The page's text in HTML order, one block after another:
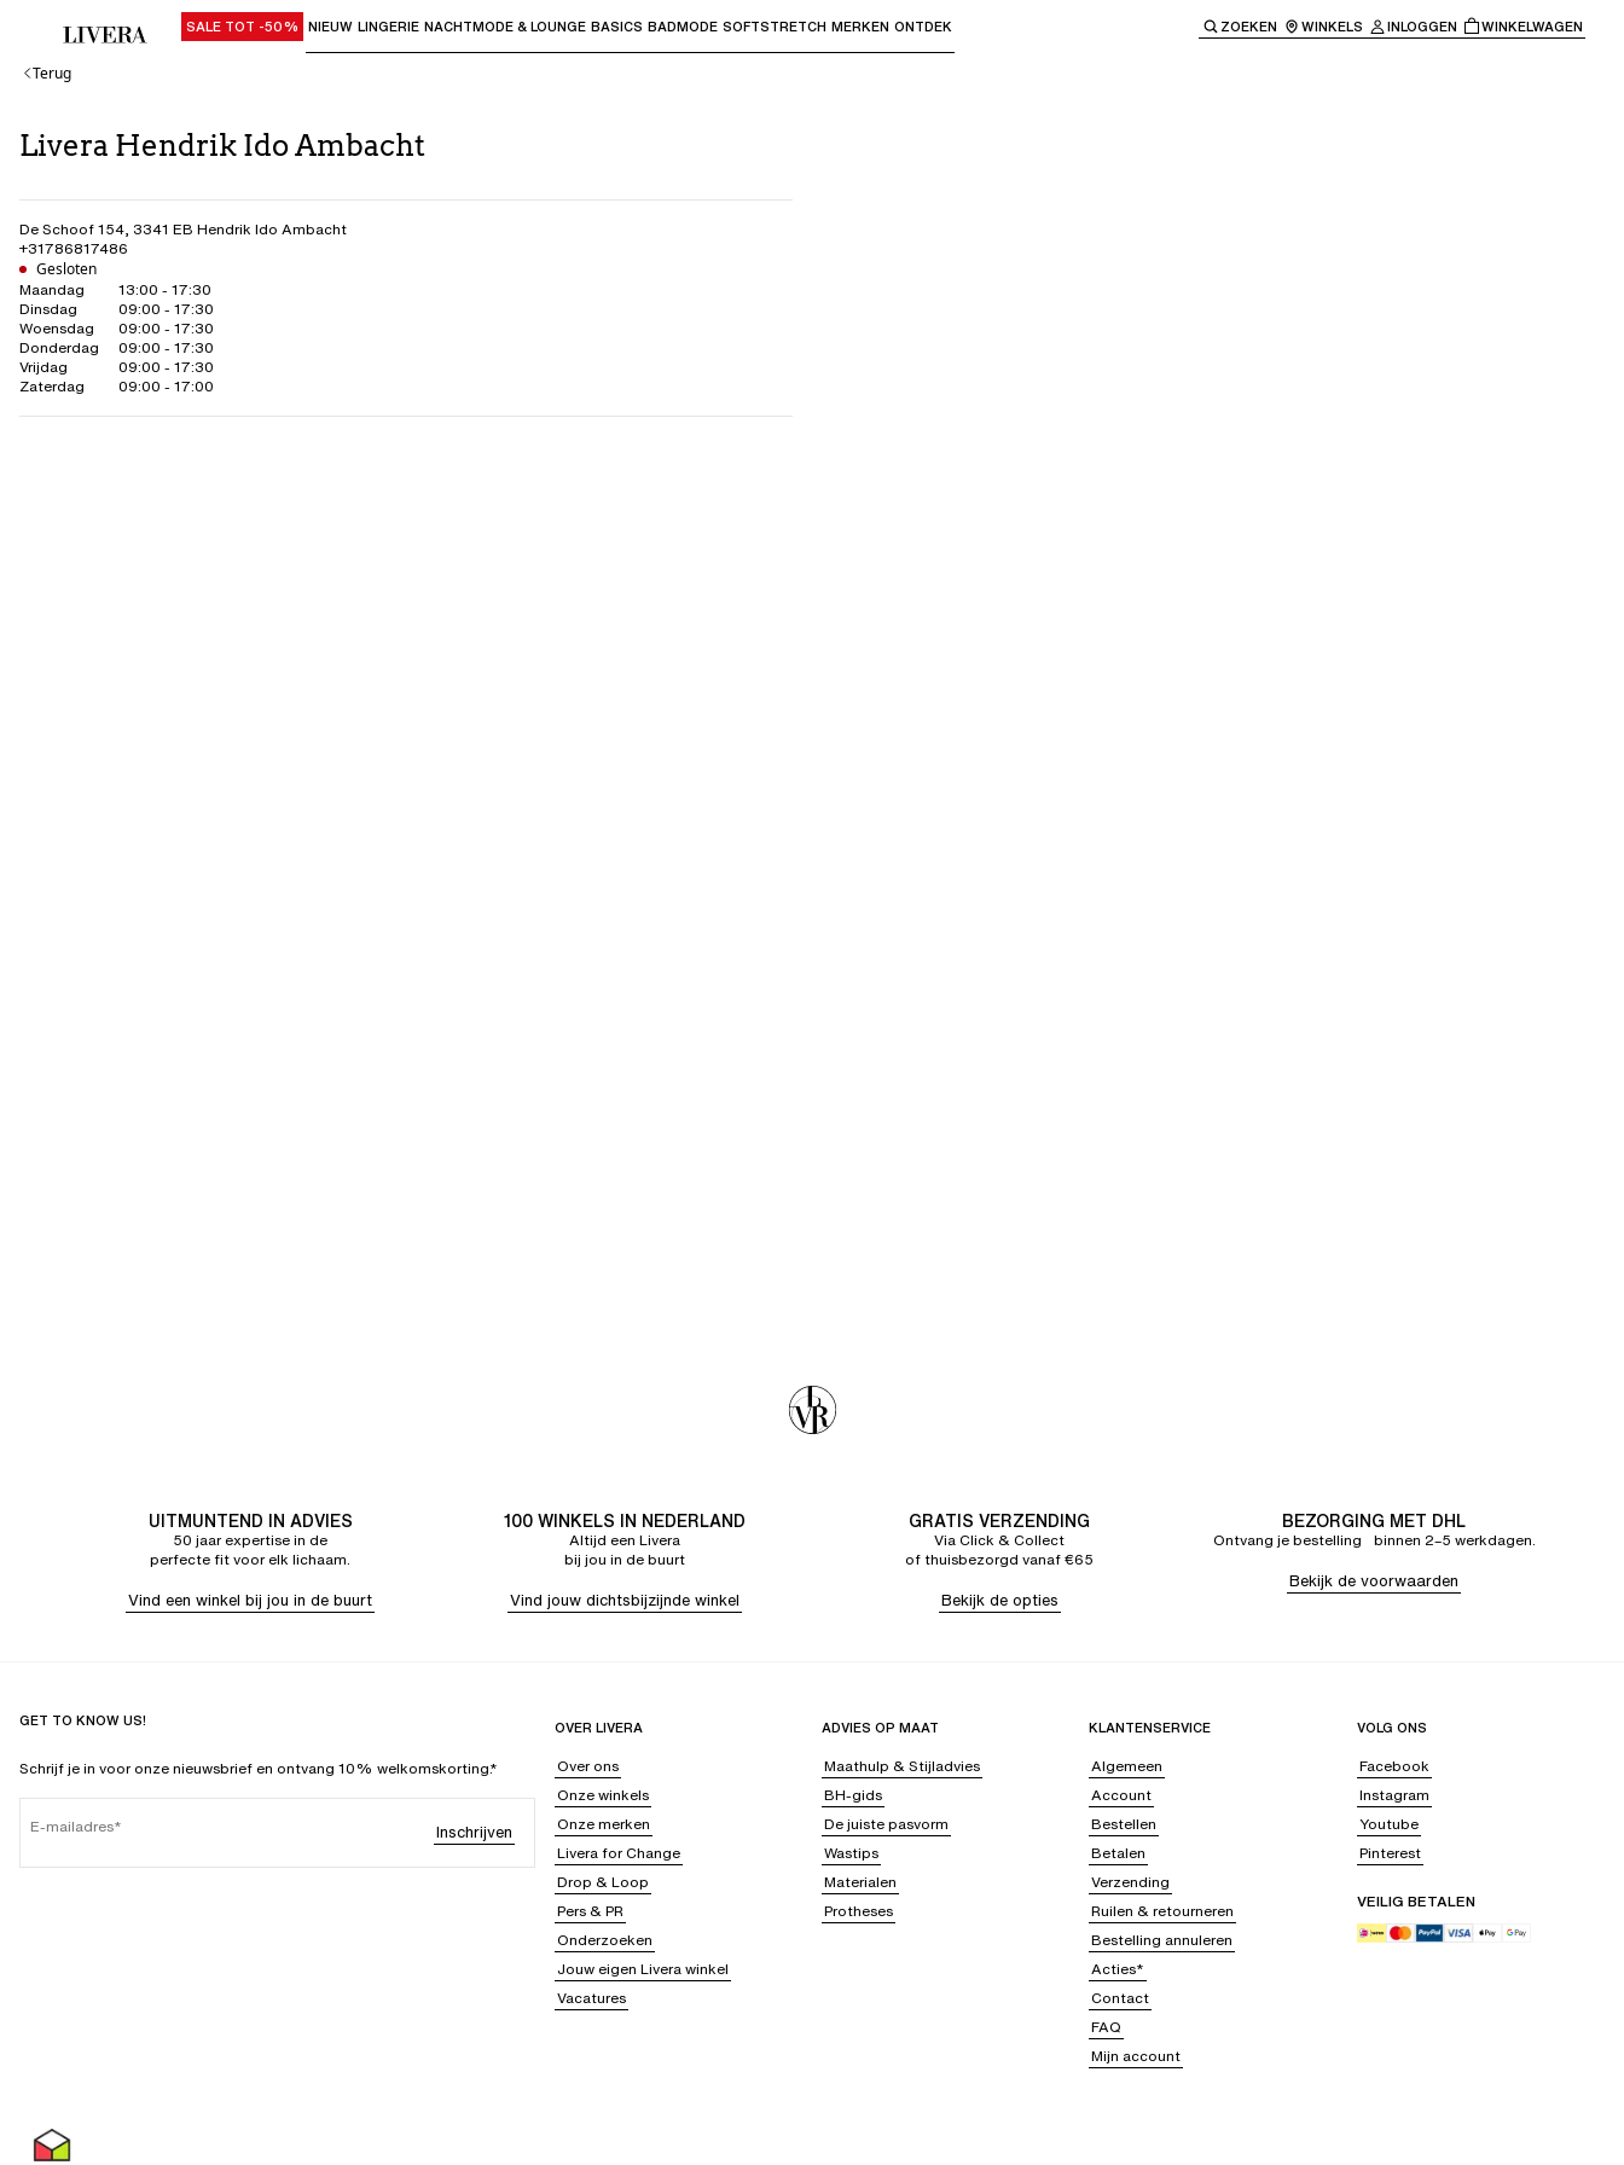
Gebruik "Pijl omlaag" of "Enter" om submenu's te openen en "Pijl omhoog" of "Escape" om terug te keren naar de hoofdnavigatie.
SALE TOT -50% NIEUW LINGERIE NACHTMODE & LOUNGE BASICS BADMODE SOFTSTRETCH MERKEN ONTDEK ZOEKEN WINKELS INLOGGEN WINKELWAGEN
Terug
Livera Hendrik Ido Ambacht
De Schoof 154, 3341 EB Hendrik Ido Ambacht
+31786817486
Gesloten
Maandag
13:00 - 17:30
Dinsdag
09:00 - 17:30
Woensdag
09:00 - 17:30
Donderdag
09:00 - 17:30
Vrijdag
09:00 - 17:30
Zaterdag
09:00 - 17:00
UITMUNTEND IN ADVIES
50 jaar expertise in de
perfecte fit voor elk lichaam.
Vind een winkel bij jou in de buurt
100 WINKELS IN NEDERLAND
Altijd een Livera
bij jou in de buurt
Vind jouw dichtsbijzijnde winkel
GRATIS VERZENDING
Via Click & Collect
of thuisbezorgd vanaf €65
Bekijk de opties
BEZORGING MET DHL
Ontvang je bestelling binnen 2–5 werkdagen.
Bekijk de voorwaarden
GET TO KNOW US!
Schrijf je in voor onze nieuwsbrief en ontvang 10% welkomskorting.*
E-mailadres Inschrijven
OVER LIVERA
Over ons
Onze winkels
Onze merken
Livera for Change
Drop & Loop
Pers & PR
Onderzoeken
Jouw eigen Livera winkel
Vacatures
ADVIES OP MAAT
Maathulp & Stijladvies
BH-gids
De juiste pasvorm
Wastips
Materialen
Protheses
KLANTENSERVICE
Algemeen
Account
Bestellen
Betalen
Verzending
Ruilen & retourneren
Bestelling annuleren
Acties*
Contact
FAQ
Mijn account
VOLG ONS
Facebook
Instagram
Youtube
Pinterest
VEILIG BETALEN